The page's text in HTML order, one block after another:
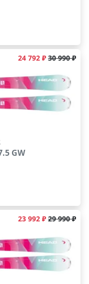
24 792 ₽ 30 990 ₽
GW
23 992 ₽ 29 990 ₽